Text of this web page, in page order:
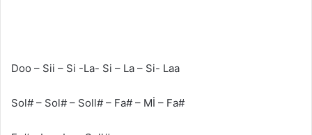
Doo – Sii – Si -La- Si – La – Si- Laa
Sol# – Sol# – Soll# – Fa# – Mİ – Fa#